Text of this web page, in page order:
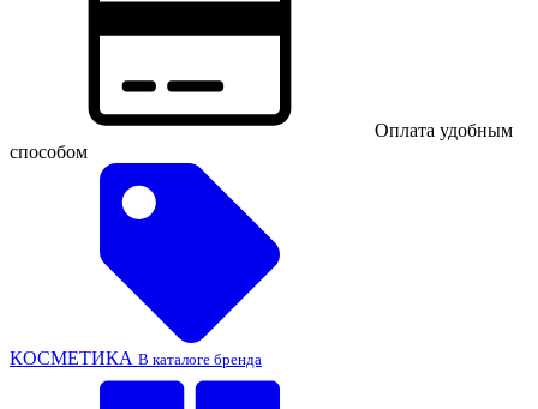
Оплата удобным
способом
КОСМЕТИКА В каталоге бренда